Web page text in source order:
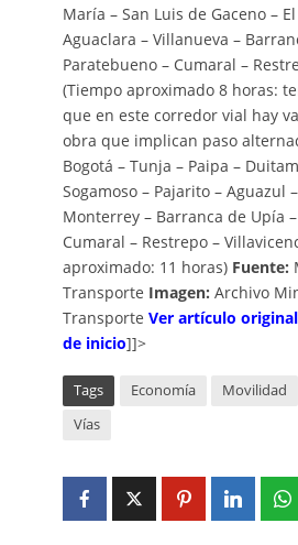
María – San Luis de Gaceno –
Aguaclara – Villanueva –
Paratebueno – Cumaral –
(Tiempo aproximado 8 horas:
que en este corredor vial hay
obra que implican paso
Bogotá – Tunja – Paipa –
Sogamoso – Pajarito – Aguazul
Monterrey – Barranca de Upía
Cumaral – Restrepo –
aproximado: 11 horas) Fuente:
Transporte Imagen: Archivo
Transporte Ver artículo original
de inicio]]>
Tags Economía Movilidad
Vías